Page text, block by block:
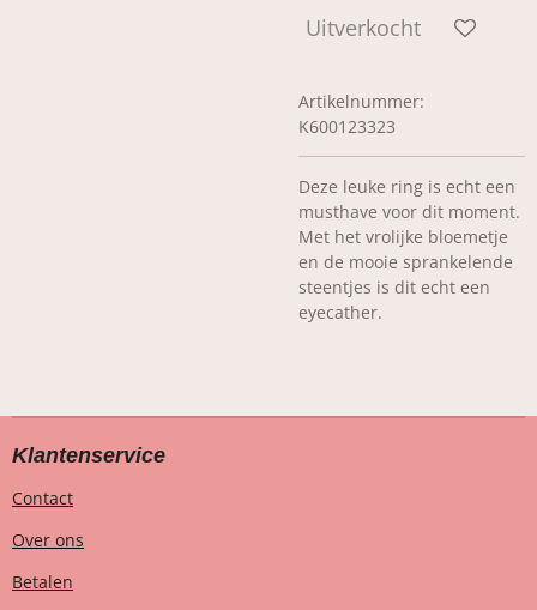
Uitverkocht
Artikelnummer:
K600123323
Deze leuke ring is echt een
musthave voor dit moment.
Met het vrolijke bloemetje
en de mooie sprankelende
steentjes is dit echt een
eyecather.
Klantenservice
Contact
Over ons
Betalen